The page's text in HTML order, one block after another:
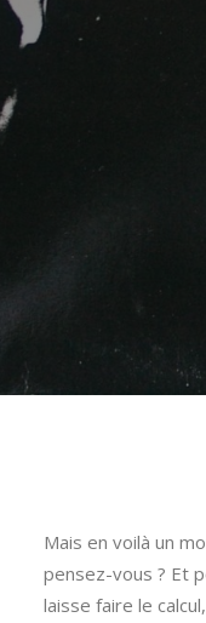
Mais en voilà un
pensez-vous ? Et
laisse faire le